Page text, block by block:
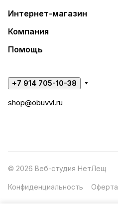
Интернет-магазин
Компания
Помощь
+7 914 705-10-38
shop@obuvvl.ru
© 2026 Веб-студия НетЛещ
Конфиденциальность Оферта